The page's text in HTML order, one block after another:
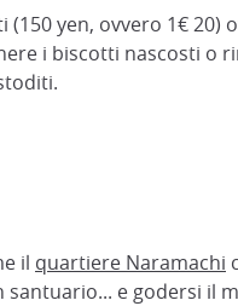
yen, ovvero 1€
i biscotti nascosti o
il quartiere Naramachi
e godersi il